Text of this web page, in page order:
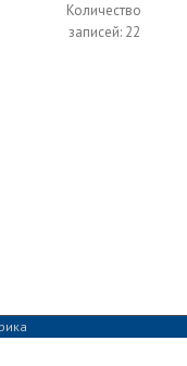
Количество
записей: 22